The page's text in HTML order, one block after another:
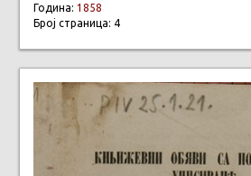
Година: 1858
Број страница: 4